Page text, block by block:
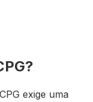
exige uma